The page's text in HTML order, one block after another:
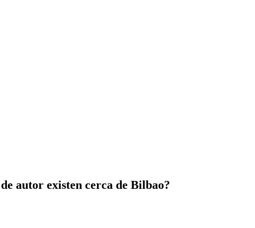
autor existen cerca de Bilbao?